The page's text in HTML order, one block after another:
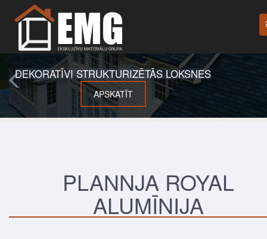
DEKORATĪVI STRUKTURIZĒTĀS LOKSNES
APSKATĪT
PLANNJA ROYAL
ALUMĪNIJA